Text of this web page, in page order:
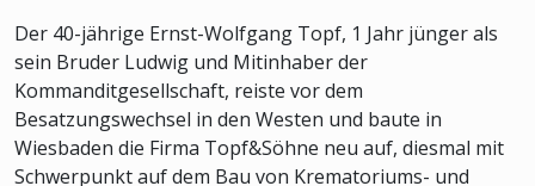
Der 40-jährige Ernst-Wolfgang Topf, 1 Jahr jünger als
sein Bruder Ludwig und Mitinhaber der
Kommanditgesellschaft, reiste vor dem
Besatzungswechsel in den Westen und baute in
Wiesbaden die Firma Topf&Söhne neu auf, diesmal mit
Schwerpunkt auf dem Bau von Krematoriums- und